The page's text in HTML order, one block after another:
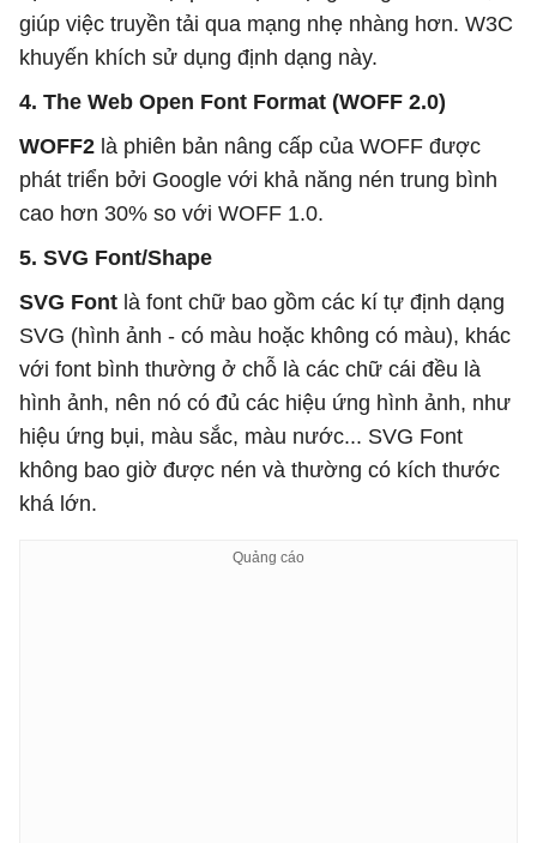
giúp việc truyền tải qua mạng nhẹ nhàng hơn. W3C
khuyến khích sử dụng định dạng này.
4. The Web Open Font Format (WOFF 2.0)
WOFF2 là phiên bản nâng cấp của WOFF được
phát triển bởi Google với khả năng nén trung bình
cao hơn 30% so với WOFF 1.0.
5. SVG Font/Shape
SVG Font là font chữ bao gồm các kí tự định dạng
SVG (hình ảnh - có màu hoặc không có màu), khác
với font bình thường ở chỗ là các chữ cái đều là
hình ảnh, nên nó có đủ các hiệu ứng hình ảnh, như
hiệu ứng bụi, màu sắc, màu nước... SVG Font
không bao giờ được nén và thường có kích thước
khá lớn.